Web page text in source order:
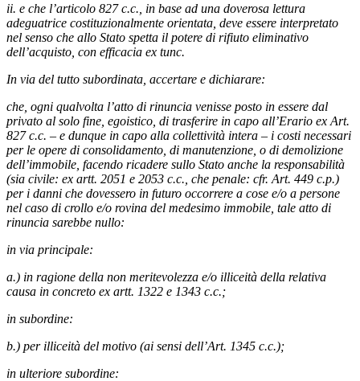
ii. e che l’articolo 827 c.c., in base ad una doverosa lettura
adeguatrice costituzionalmente orientata, deve essere interpretato
nel senso che allo Stato spetta il potere di rifiuto eliminativo
dell’acquisto, con efficacia ex tunc.
In via del tutto subordinata, accertare e dichiarare:
che, ogni qualvolta l’atto di rinuncia venisse posto in essere dal
privato al solo fine, egoistico, di trasferire in capo all’Erario ex Art.
827 c.c. – e dunque in capo alla collettività intera – i costi necessari
per le opere di consolidamento, di manutenzione, o di demolizione
dell’immobile, facendo ricadere sullo Stato anche la responsabilità
(sia civile: ex artt. 2051 e 2053 c.c., che penale: cfr. Art. 449 c.p.)
per i danni che dovessero in futuro occorrere a cose e/o a persone
nel caso di crollo e/o rovina del medesimo immobile, tale atto di
rinuncia sarebbe nullo:
in via principale:
a.) in ragione della non meritevolezza e/o illiceità della relativa
causa in concreto ex artt. 1322 e 1343 c.c.;
in subordine:
b.) per illiceità del motivo (ai sensi dell’Art. 1345 c.c.);
in ulteriore subordine: